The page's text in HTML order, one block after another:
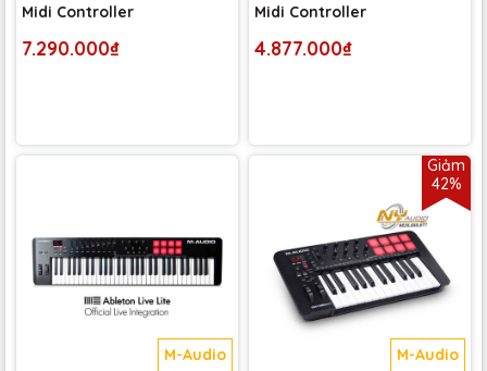
Midi Controller
7.290.000₫
Midi Controller
4.877.000₫
M-Audio
Giảm
42%
M-Audio